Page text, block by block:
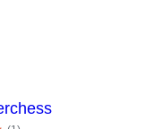
કુલ